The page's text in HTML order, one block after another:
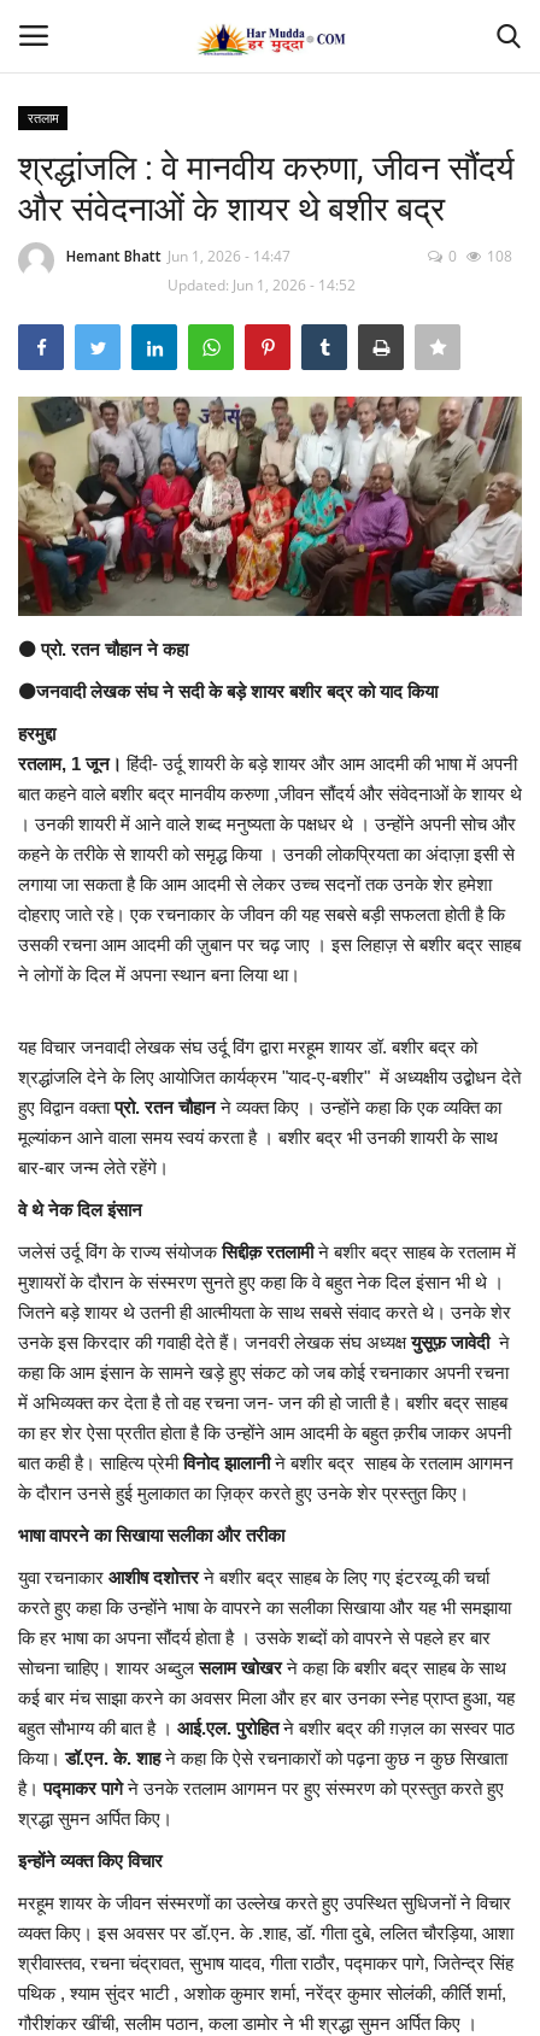
Home
Contact
मध्यप्रदेश
छत्तीसगढ़
उत्तर प्रदेश
अंतर्राष्ट्रीय
कला संस्कृति
धर्म
रेलवे
शख्सियत
मनोरंजन
धर्म-संस्कृति
खेल सरोकार
यात्री सरोकार
कर्मचारी सरोकार
कारोबार सरोकार
साहित्य सरोकार
सेहत सरोकार
सामाजिक सरोकार
रतलाम
श्रद्धांजलि : वे मानवीय करुणा, जीवन सौंदर्य
और संवेदनाओं के शायर थे बशीर बद्र
Hemant Bhatt Jun 1, 2026 - 14:47
Updated: Jun 1, 2026 - 14:52
0 108
⚫ प्रो. रतन चौहान ने कहा
⚫जनवादी लेखक संघ ने सदी के बड़े शायर बशीर बद्र को याद किया
हरमुद्दा
रतलाम, 1 जून। हिंदी- उर्दू शायरी के बड़े शायर और आम आदमी की भाषा में अपनी
बात कहने वाले बशीर बद्र मानवीय करुणा ,जीवन सौंदर्य और संवेदनाओं के शायर थे
। उनकी शायरी में आने वाले शब्द मनुष्यता के पक्षधर थे । उन्होंने अपनी सोच और
कहने के तरीके से शायरी को समृद्ध किया । उनकी लोकप्रियता का अंदाज़ा इसी से
लगाया जा सकता है कि आम आदमी से लेकर उच्च सदनों तक उनके शेर हमेशा
दोहराए जाते रहे। एक रचनाकार के जीवन की यह सबसे बड़ी सफलता होती है कि
उसकी रचना आम आदमी की ज़ुबान पर चढ़ जाए । इस लिहाज़ से बशीर बद्र साहब
ने लोगों के दिल में अपना स्थान बना लिया था।
यह विचार जनवादी लेखक संघ उर्दू विंग द्वारा मरहूम शायर डॉ. बशीर बद्र को
श्रद्धांजलि देने के लिए आयोजित कार्यक्रम "याद-ए-बशीर" में अध्यक्षीय उद्बोधन देते
हुए विद्वान वक्ताप्रो. रतन चौहानने व्यक्त किए । उन्होंने कहा कि एक व्यक्ति का
मूल्यांकन आने वाला समय स्वयं करता है । बशीर बद्र भी उनकी शायरी के साथ
बार-बार जन्म लेते रहेंगे।
वे थे नेक दिल इंसान
जलेसं उर्दू विंग के राज्य संयोजकसिद्दीक़ रतलामीने बशीर बद्र साहब के रतलाम में
मुशायरों के दौरान के संस्मरण सुनते हुए कहा कि वे बहुत नेक दिल इंसान भी थे ।
जितने बड़े शायर थे उतनी ही आत्मीयता के साथ सबसे संवाद करते थे। उनके शेर
उनके इस किरदार की गवाही देते हैं। जनवरी लेखक संघ अध्यक्षयुसूफ़ जावेदी ने
कहा कि आम इंसान के सामने खड़े हुए संकट को जब कोई रचनाकार अपनी रचना
में अभिव्यक्त कर देता है तो वह रचना जन- जन की हो जाती है। बशीर बद्र साहब
का हर शेर ऐसा प्रतीत होता है कि उन्होंने आम आदमी के बहुत क़रीब जाकर अपनी
बात कही है। साहित्य प्रेमीविनोद झालानीने बशीर बद्र साहब के रतलाम आगमन
के दौरान उनसे हुई मुलाकात का ज़िक्र करते हुए उनके शेर प्रस्तुत किए।
भाषा वापरने का सिखाया सलीका और तरीका
युवा रचनाकार आशीष दशोत्तरने बशीर बद्र साहब के लिए गए इंटरव्यू की चर्चा
करते हुए कहा कि उन्होंने भाषा के वापरने का सलीका सिखाया और यह भी समझाया
कि हर भाषा का अपना सौंदर्य होता है । उसके शब्दों को वापरने से पहले हर बार
सोचना चाहिए। शायर अब्दुलसलाम खोखरने कहा कि बशीर बद्र साहब के साथ
कई बार मंच साझा करने का अवसर मिला और हर बार उनका स्नेह प्राप्त हुआ, यह
बहुत सौभाग्य की बात है । आई.एल. पुरोहितने बशीर बद्र की ग़ज़ल का सस्वर पाठ
किया।डॉ.एन. के. शाहने कहा कि ऐसे रचनाकारों को पढ़ना कुछ न कुछ सिखाता
है।पद्माकर पागेने उनके रतलाम आगमन पर हुए संस्मरण को प्रस्तुत करते हुए
श्रद्धा सुमन अर्पित किए।
इन्होंने व्यक्त किए विचार
मरहूम शायर के जीवन संस्मरणों का उल्लेख करते हुए उपस्थित सुधिजनों ने विचार
व्यक्त किए। इस अवसर पर डॉ.एन. के .शाह, डॉ. गीता दुबे, ललित चौरड़िया, आशा
श्रीवास्तव, रचना चंद्रावत, सुभाष यादव, गीता राठौर, पद्माकर पागे, जितेन्द्र सिंह
पथिक , श्याम सुंदर भाटी , अशोक कुमार शर्मा, नरेंद्र कुमार सोलंकी, कीर्ति शर्मा,
गौरीशंकर खींची, सलीम पठान, कला डामोर ने भी श्रद्धा सुमन अर्पित किए ।